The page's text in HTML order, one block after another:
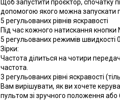
Щоб запустити проєктор, спочатку
допомогою якого можна запускати
5 регульованих рівнів яскравості
Під час кожного натискання кнопки
5 регульованих режимів
Зірки:
Частота ділиться на чотири
частота.
3 регульованих рівні яскравості
Вам вирішувати, як ви хочете
пультом зі зручного положення